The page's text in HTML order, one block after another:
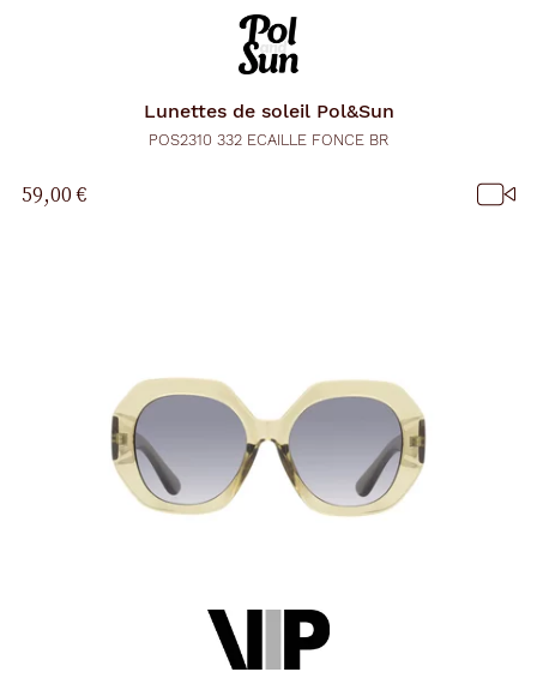
Lunettes de soleil Pol&Sun
POS2310 332 ECAILLE FONCE BR
59,00 €